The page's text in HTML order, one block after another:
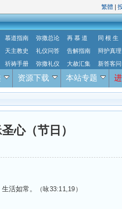
繁體
慕道指南 弥撒总论 再 慕 道 同 根 生
天主教史 礼仪问答 告解指南 辩护真理
祈祷手册 弥撒礼仪 大赦汇集 新答客问
资源下载 本站专题
心（节日）
活如常。 （咏33:11,19 ）